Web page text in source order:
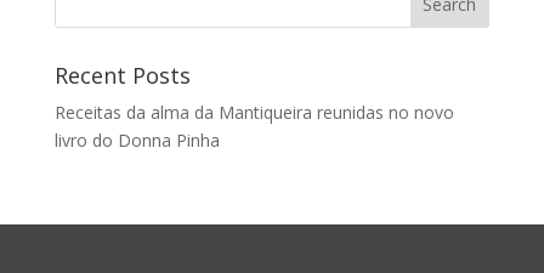
Recent Posts
Receitas da alma da Mantiqueira reunidas no novo
livro do Donna Pinha